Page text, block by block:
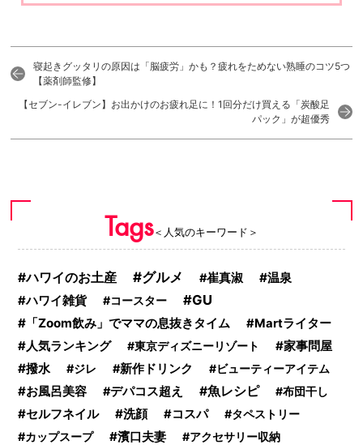
寝起きグッタリの原因は「脳疲労」かも？疲れをためない熟睡のコツ5つ
【薬剤師監修】
【セブン-イレブン】お出かけのお疲れ足に！1回分だけ買える「炭酸足
パック」が超優秀
Tags＜人気のキーワード＞
ハワイのお土産 グルメ 崔真淑 温泉
ハワイ雑貨 コースター GU
「Zoom飲み」でママの息抜きタイム
Martライター
人気ランキング
東京ディズニーリゾート
家事問屋
撥水
ジレ 新作ドリンク ビューティーアイテム
お風呂美容 デパコス超え 魚レシピ 布団干し
セルフネイル 洗顔 コスパ
タペストリー
カップスープ
濱口夫妻 アクセサリー収納